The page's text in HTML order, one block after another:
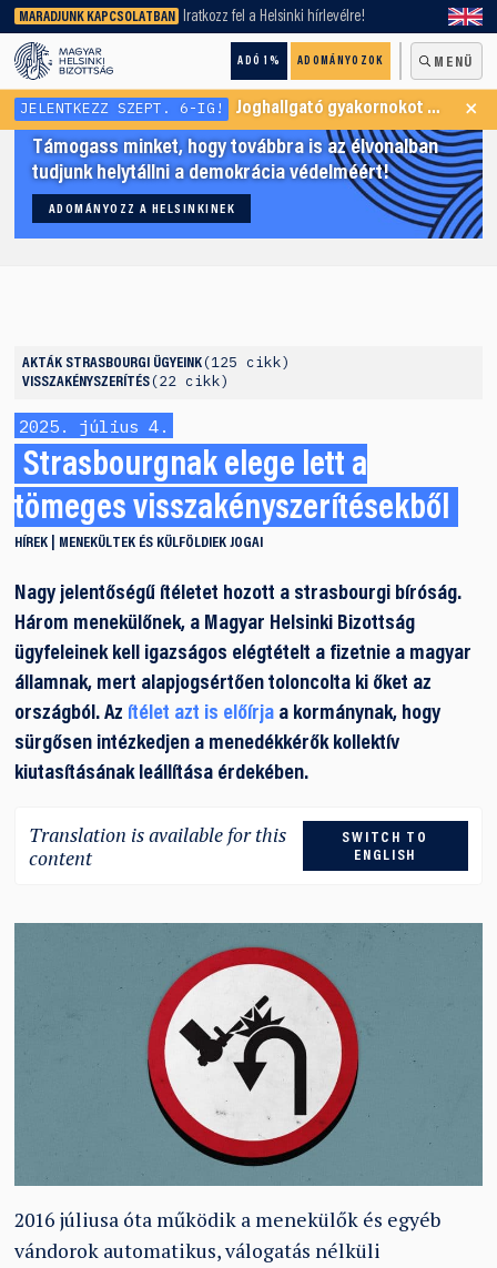
MARADJUNK KAPCSOLATBAN Iratkozz fel a Helsinki hírlevélre!
ADÓ 1% ADOMÁNYOZOK MENÜ
keresőnket!
JELENTKEZZ SZEPT. 6-IG! Joghallgató gyakornokot keresünk Menekültügyi Programunkba ×
Támogass minket, hogy továbbra is az élvonalban
tudjunk helytállni a demokrácia védelméért!
ADOMÁNYOZZ A HELSINKINEK
AKTÁK STRASBOURGI ÜGYEINK 125 cikk
VISSZAKÉNYSZERÍTÉS 22 cikk
2025. július 4.
Strasbourgnak elege lett a
tömeges visszakényszerítésekből
HÍREK MENEKÜLTEK ÉS KÜLFÖLDIEK JOGAI
Nagy jelentőségű ítéletet hozott a strasbourgi bíróság.
Három menekülőnek, a Magyar Helsinki Bizottság
ügyfeleinek kell igazságos elégtételt a fizetnie a magyar
államnak, mert alapjogsértően toloncolta ki őket az
országból. Az ítélet azt is előírja a kormánynak, hogy
sürgősen intézkedjen a menedékkérők kollektív
kiutasításának leállítása érdekében.
Translation is available for this
content
SWITCH TO
ENGLISH
2016 júliusa óta működik a menekülők és egyéb
vándorok automatikus, válogatás nélküli